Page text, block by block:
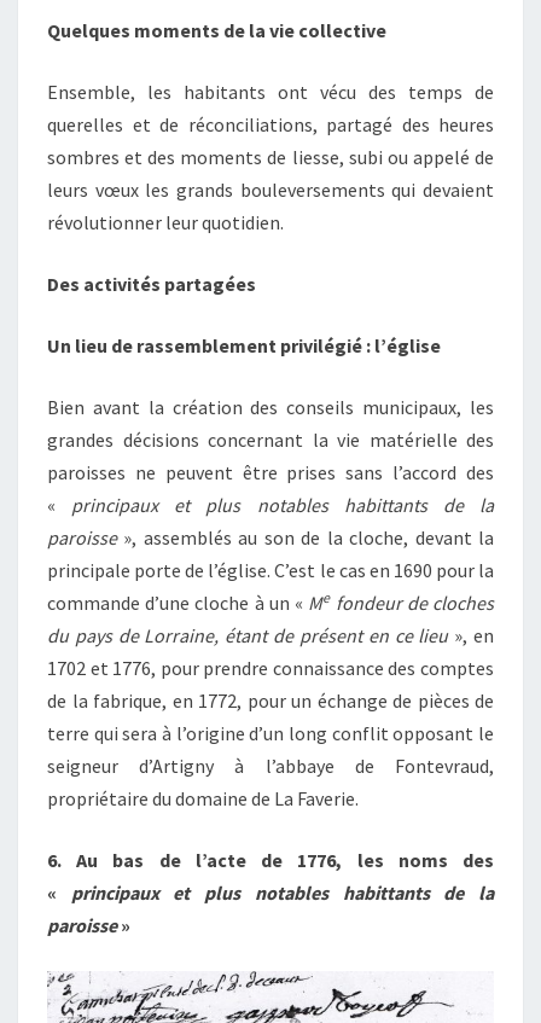
Quelques moments de la vie collective
Ensemble, les habitants ont vécu des temps de
querelles et de réconciliations, partagé des heures
sombres et des moments de liesse, subi ou appelé de
leurs vœux les grands bouleversements qui devaient
révolutionner leur quotidien.
Des activités partagées
Un lieu de rassemblement privilégié : l’église
Bien avant la création des conseils municipaux, les
grandes décisions concernant la vie matérielle des
paroisses ne peuvent être prises sans l’accord des
« principaux et plus notables habittants de la
paroisse», assemblés au son de la cloche, devant la
principale porte de l’église. C’est le cas en 1690 pour la
commande d’une cloche à un « Mefondeur de cloches
du pays de Lorraine, étant de présent en ce lieu», en
1702 et 1776, pour prendre connaissance des comptes
de la fabrique, en 1772, pour un échange de pièces de
terre qui sera à l’origine d’un long conflit opposant le
seigneur d’Artigny à l’abbaye de Fontevraud,
propriétaire du domaine de La Faverie.
6. Au bas de l’acte de 1776, les noms des
« principaux et plus notables habittants de la
paroisse»